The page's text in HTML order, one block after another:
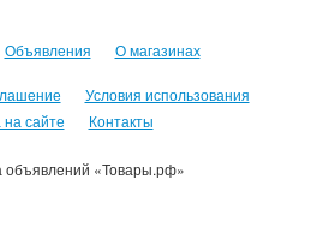
Объявления О магазинах
Условия использования
сайте
Контакты
объявлений «Товары.рф»